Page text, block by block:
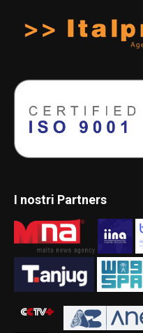
I nostri Partners